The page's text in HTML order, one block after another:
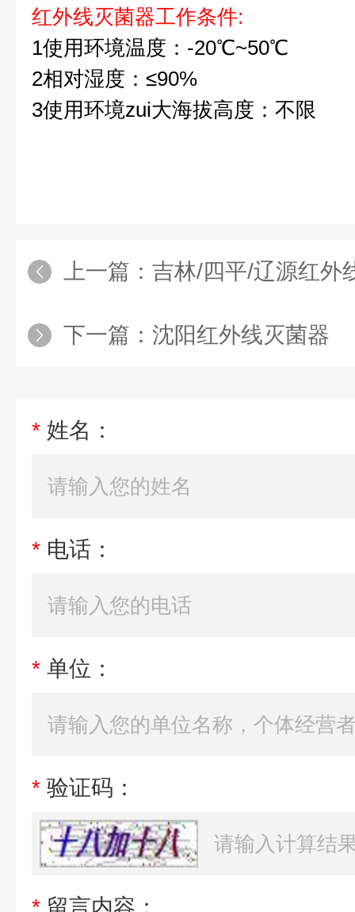
红外线灭菌器工作条件:
1使用环境温度：-20℃~50℃
2相对湿度：≤90%
3使用环境zui大海拔高度：不限
上一篇： 吉林/四平/辽源红外
下一篇： 沈阳红外线灭菌器
* 姓名：
* 电话：
* 单位：
* 验证码：
* 留言内容：